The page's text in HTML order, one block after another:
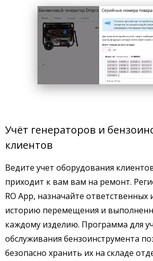
Учёт генераторов и
клиентов
Ведите учет оборудования
приходит к вам вам на ремонт.
RO App, назначайте ответственных
историю перемещения и
каждому изделию. Программа для
обслуживания бензоинструмента
безопасно хранить их на складе